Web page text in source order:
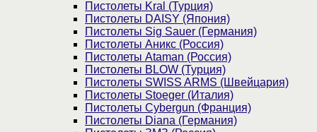
Пистолеты Kral (Турция)
Пистолеты DAISY (Япония)
Пистолеты Sig Sauer (Германия)
Пистолеты Аникс (Россия)
Пистолеты Ataman (Россия)
Пистолеты BLOW (Турция)
Пистолеты SWISS ARMS (Швейцария)
Пистолеты Stoeger (Италия)
Пистолеты Cybergun (Франция)
Пистолеты Diana (Германия)